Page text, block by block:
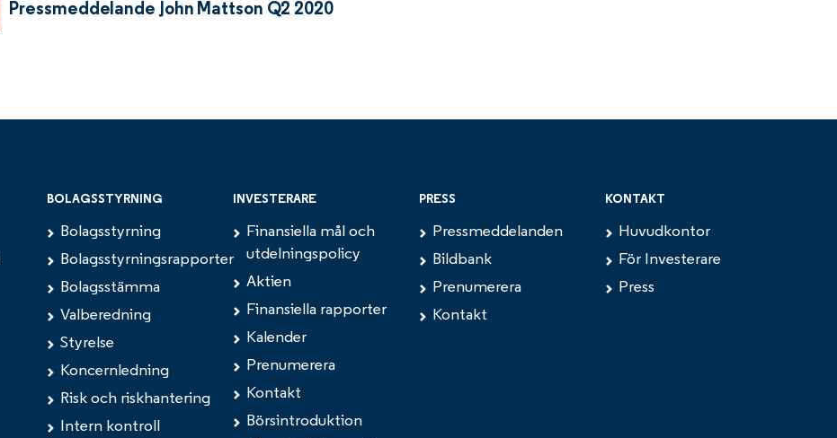
Pressmeddelande John Mattson Q2 2020
BOLAGSSTYRNING
Bolagsstyrning
Bolagsstyrningsrapporter
Bolagsstämma
Valberedning
Styrelse
Koncernledning
Risk och riskhantering
Intern kontroll
INVESTERARE
Finansiella mål och
utdelningspolicy
Aktien
Finansiella rapporter
Kalender
Prenumerera
Kontakt
Börsintroduktion
PRESS
Pressmeddelanden
Bildbank
Prenumerera
Kontakt
KONTAKT
Huvudkontor
För Investerare
Press